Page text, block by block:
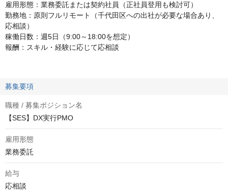
雇用形態：業務委託または契約社員（正社員登用も検討可）
勤務地：原則フルリモート（千代田区への出社が必要な場合あり、
応相談）
稼働日数：週5日（9:00～18:00を想定）
報酬：スキル・経験に応じて応相談
募集要項
職種 / 募集ポジション名
【SES】DX実行PMO
雇用形態
業務委託
給与
応相談